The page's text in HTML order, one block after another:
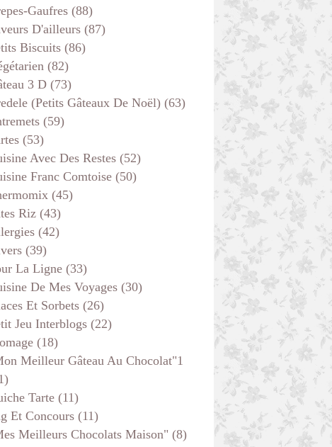
Gaufres (88)
D'ailleurs (87)
Biscuits (86)
(82)
3 D (73)
(petits Gâteaux De Noël) (63)
(59)
(53)
Avec Des Restes (52)
Franc Comtoise (50)
(45)
Riz (43)
(42)
(39)
La Ligne (33)
De Mes Voyages (30)
Et Sorbets (26)
Jeu Interblogs (22)
(18)
Meilleur Gâteau Au Chocolat"1
Tarte (11)
Et Concours (11)
Meilleurs Chocolats Maison" (8)